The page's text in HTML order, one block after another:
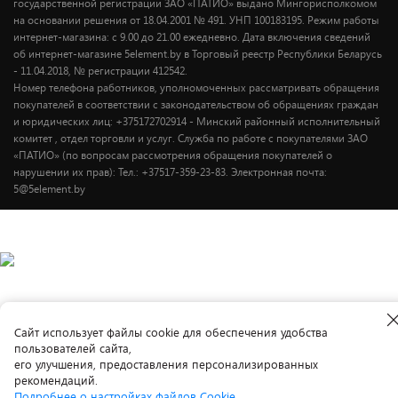
на основании решения от 18.04.2001 № 491. УНП 100183195. Режим работы
интернет-магазина: с 9.00 до 21.00 ежедневно. Дата включения сведений
об интернет-магазине 5element.by в Торговый реестр Республики Беларусь
- 11.04.2018, № регистрации 412542.
Номер телефона работников, уполномоченных рассматривать обращения
покупателей в соответствии с законодательством об обращениях граждан
и юридических лиц: +375172702914 - Минский районный исполнительный
комитет , отдел торговли и услуг. Служба по работе с покупателями ЗАО
«ПАТИО» (по вопросам рассмотрения обращения покупателей о
нарушении их прав): Тел.: +37517-359-23-83. Электронная почта:
5@5element.by
Cайт использует файлы cookie для обеспечения удобства
пользователей сайта,
его улучшения, предоставления персонализированных
рекомендаций.